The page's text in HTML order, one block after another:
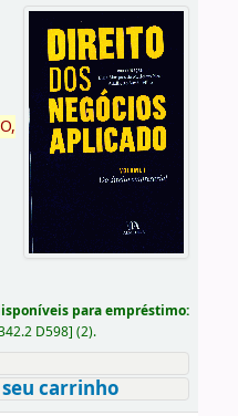
para empréstimo:
D598] (2).
carrinho